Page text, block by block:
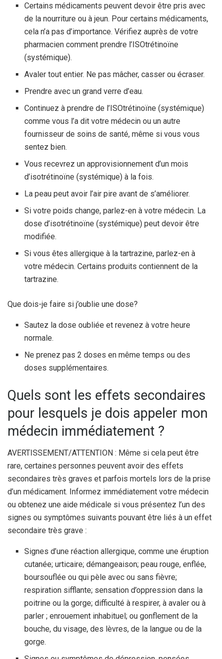
Certains médicaments peuvent devoir être pris avec
de la nourriture ou à jeun. Pour certains médicaments,
cela n’a pas d’importance. Vérifiez auprès de votre
pharmacien comment prendre l’ISOtrétinoïne
(systémique).
Avaler tout entier. Ne pas mâcher, casser ou écraser.
Prendre avec un grand verre d’eau.
Continuez à prendre de l’ISOtrétinoïne (systémique)
comme vous l’a dit votre médecin ou un autre
fournisseur de soins de santé, même si vous vous
sentez bien.
Vous recevrez un approvisionnement d’un mois
d’isotrétinoïne (systémique) à la fois.
La peau peut avoir l’air pire avant de s’améliorer.
Si votre poids change, parlez-en à votre médecin. La
dose d’isotrétinoïne (systémique) peut devoir être
modifiée.
Si vous êtes allergique à la tartrazine, parlez-en à
votre médecin. Certains produits contiennent de la
tartrazine.
Que dois-je faire si j’oublie une dose?
Sautez la dose oubliée et revenez à votre heure
normale.
Ne prenez pas 2 doses en même temps ou des
doses supplémentaires.
Quels sont les effets secondaires
pour lesquels je dois appeler mon
médecin immédiatement ?
AVERTISSEMENT/ATTENTION : Même si cela peut être
rare, certaines personnes peuvent avoir des effets
secondaires très graves et parfois mortels lors de la prise
d’un médicament. Informez immédiatement votre médecin
ou obtenez une aide médicale si vous présentez l’un des
signes ou symptômes suivants pouvant être liés à un effet
secondaire très grave :
Signes d’une réaction allergique, comme une éruption
cutanée; urticaire; démangeaison; peau rouge, enflée,
boursouflée ou qui pèle avec ou sans fièvre;
respiration sifflante; sensation d’oppression dans la
poitrine ou la gorge; difficulté à respirer, à avaler ou à
parler ; enrouement inhabituel; ou gonflement de la
bouche, du visage, des lèvres, de la langue ou de la
gorge.